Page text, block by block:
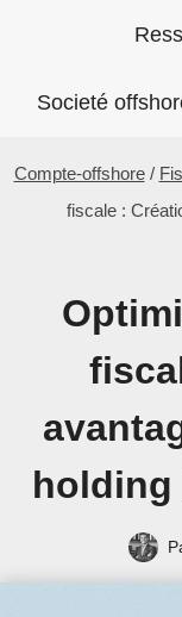
contenuSocieté
Compte-offshore /
fiscale :
holding